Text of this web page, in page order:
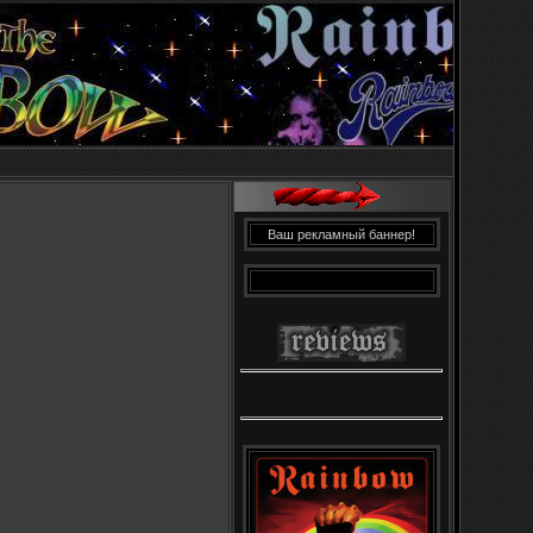
Ваш рекламный баннер!